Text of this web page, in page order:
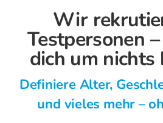
Wir
Testpersonen
dich um nichts
Definiere Alter,
und vieles mehr –